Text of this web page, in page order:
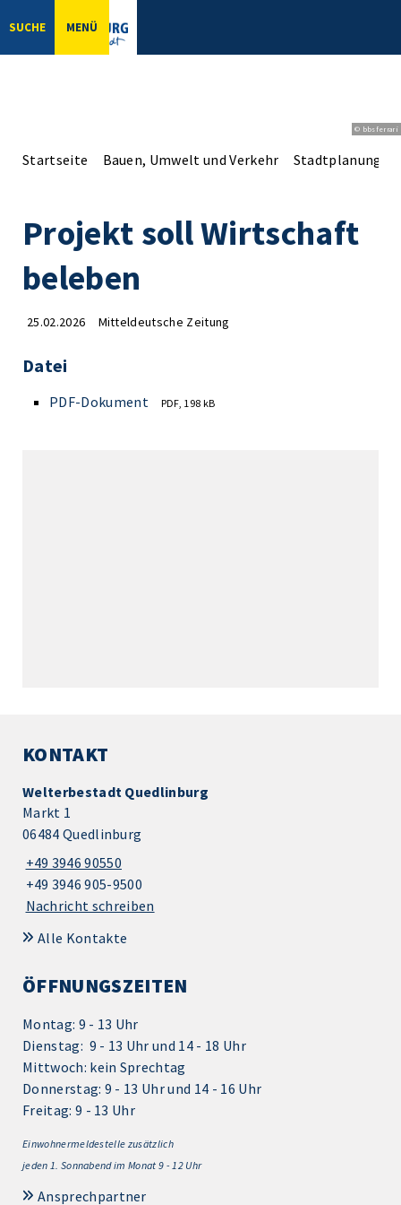
SUCHE MENÜ
© bbsferrari
Startseite Bauen, Umwelt und Verkehr Stadtplanung
Projekt soll Wirtschaft
beleben
25.02.2026 Mitteldeutsche Zeitung
Datei
PDF-Dokument PDF, 198 kB
KONTAKT
Welterbestadt Quedlinburg
Markt 1
06484 Quedlinburg
+49 3946 90550
+49 3946 905-9500
Nachricht schreiben
Alle Kontakte
ÖFFNUNGSZEITEN
Montag: 9 - 13 Uhr
Dienstag: 9 - 13 Uhr und 14 - 18 Uhr
Mittwoch: kein Sprechtag
Donnerstag: 9 - 13 Uhr und 14 - 16 Uhr
Freitag: 9 - 13 Uhr
Einwohnermeldestelle zusätzlich
jeden 1. Sonnabend im Monat 9 - 12 Uhr
Ansprechpartner